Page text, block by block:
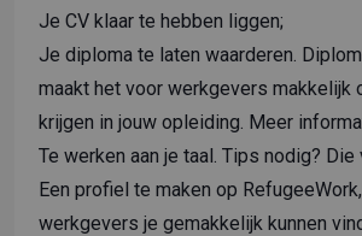
Je CV klaar te hebben liggen;
Je diploma te laten waarderen.
maakt het voor werkgevers makkelijk
krijgen in jouw opleiding. Meer
Te werken aan je taal. Tips nodig? Die
Een profiel te maken op RefugeeWork
werkgevers je gemakkelijk kunnen